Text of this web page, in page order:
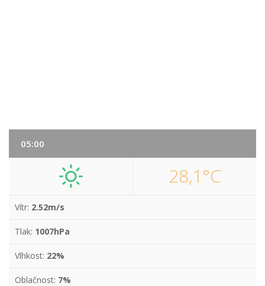
05:00
28,1°C
Vítr: 2.52m/s
Tlak: 1007hPa
Vlhkost: 22%
Oblačnost: 7%